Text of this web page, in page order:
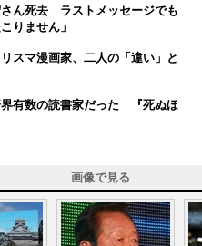
ん死去 ラストメッセージでも
りません」
スマ漫画家、二人の「違い」と
有数の読書家だった 『死ぬほ
画像で見る